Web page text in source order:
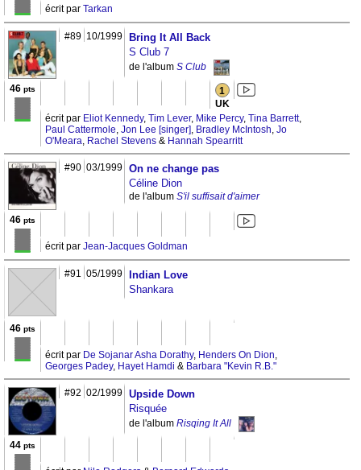
écrit par Tarkan
#89 10/1999
Bring It All Back
S Club 7
de l'album S Club
46 pts 1
UK
écrit par Eliot Kennedy, Tim Lever, Mike Percy, Tina Barrett,
Paul Cattermole, Jon Lee [singer], Bradley McIntosh, Jo
O'Meara, Rachel Stevens & Hannah Spearritt
#90 03/1999 On ne change pas
Céline Dion
de l'album S'il suffisait d'aimer
46 pts
écrit par Jean-Jacques Goldman
#91 05/1999
Indian Love
Shankara
46 pts
écrit par De Sojanar Asha Dorathy, Henders On Dion,
Georges Padey, Hayet Hamdi & Barbara "Kevin R.B."
#92 02/1999 Upside Down
Risquée
de l'album Risqing It All
44 pts